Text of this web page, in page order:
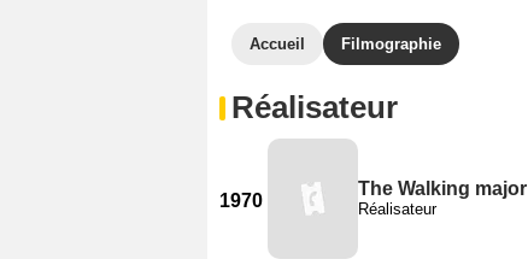
Accueil Filmographie
Réalisateur
1970
The Walking major
Réalisateur